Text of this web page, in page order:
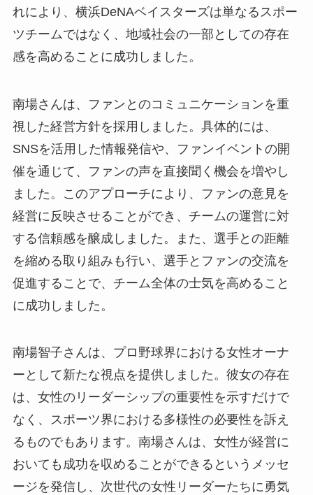
れにより、横浜DeNAベイスターズは単なるスポー
ツチームではなく、地域社会の一部としての存在
感を高めることに成功しました。
南場さんは、ファンとのコミュニケーションを重
視した経営方針を採用しました。具体的には、
SNSを活用した情報発信や、ファンイベントの開
催を通じて、ファンの声を直接聞く機会を増やし
ました。このアプローチにより、ファンの意見を
経営に反映させることができ、チームの運営に対
する信頼感を醸成しました。また、選手との距離
を縮める取り組みも行い、選手とファンの交流を
促進することで、チーム全体の士気を高めること
に成功しました。
南場智子さんは、プロ野球界における女性オーナ
ーとして新たな視点を提供しました。彼女の存在
は、女性のリーダーシップの重要性を示すだけで
なく、スポーツ界における多様性の必要性を訴え
るものでもあります。南場さんは、女性が経営に
おいても成功を収めることができるというメッセ
ージを発信し、次世代の女性リーダーたちに勇気